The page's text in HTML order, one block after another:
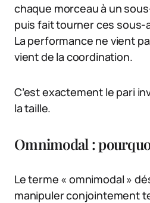
chaque morceau à un
puis fait tourner ces sous-
La performance ne vient
vient de la coordination.
C’est exactement le pari
la taille.
Omnimodal :
Le terme « omnimodal »
manipuler conjointement